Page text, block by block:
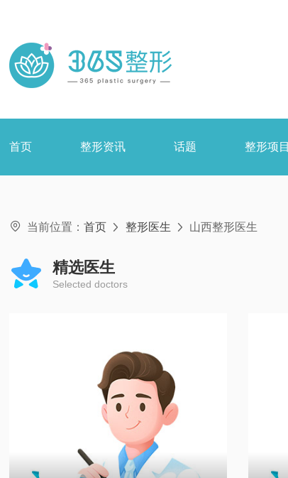
首页 整形资讯 话题 整形项目
 当前位置： 首页  整形医生  山西整形医生
精选医生
Selected doctors